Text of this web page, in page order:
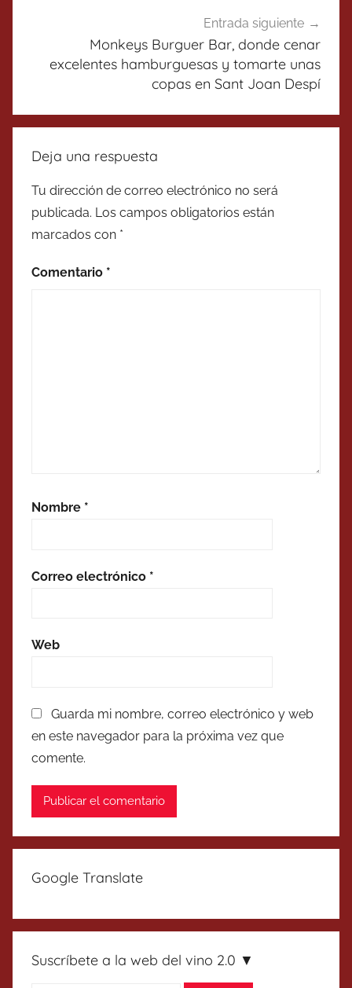
Entrada siguiente
Monkeys Burguer Bar, donde cenar
excelentes hamburguesas y tomarte unas
copas en Sant Joan Despí
Deja una respuesta
Tu dirección de correo electrónico no será
publicada. Los campos obligatorios están
marcados con *
Comentario *
Nombre *
Correo electrónico *
Web
Guarda mi nombre, correo electrónico y web
en este navegador para la próxima vez que
comente.
Google Translate
Suscríbete a la web del vino 2.0 ▼